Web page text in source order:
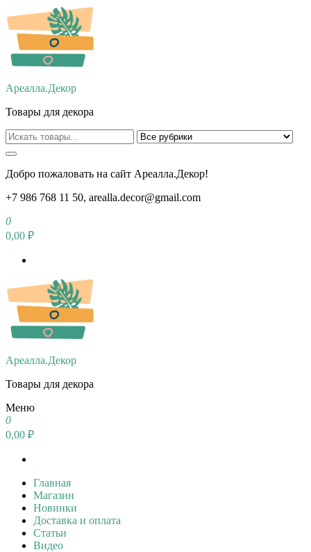
Перейти
к
содержимому
Ареалла.Декор
Товары для декора
Добро пожаловать на сайт Ареалла.Декор!
+7 986 768 11 50, arealla.decor@gmail.com
0
0,00 ₽
Ареалла.Декор
Товары для декора
Меню
0
0,00 ₽
Главная
Магазин
Новинки
Доставка и оплата
Статьи
Видео